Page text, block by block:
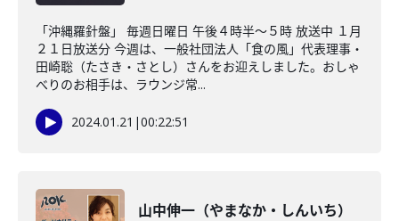
「沖縄羅針盤」 毎週日曜日 午後４時半～５時 放送中 １月
２１日放送分 今週は、一般社団法人「食の風」代表理事・
田崎聡（たさき・さとし）さんをお迎えしました。おしゃ
べりのお相手は、ラウンジ常...
2024.01.21 |00:22:51
山中伸一（やまなか・しんいち）